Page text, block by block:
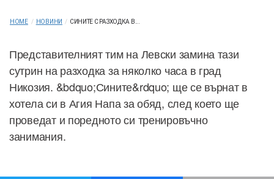
HOME / НОВИНИ / СИНИТЕ С РАЗХОДКА В...
Представителният тим на Левски замина тази
сутрин на разходка за няколко часа в град
Никозия. &bdquo;Сините&rdquo; ще се върнат в
хотела си в Агия Напа за обяд, след което ще
проведат и поредното си тренировъчно
занимания.